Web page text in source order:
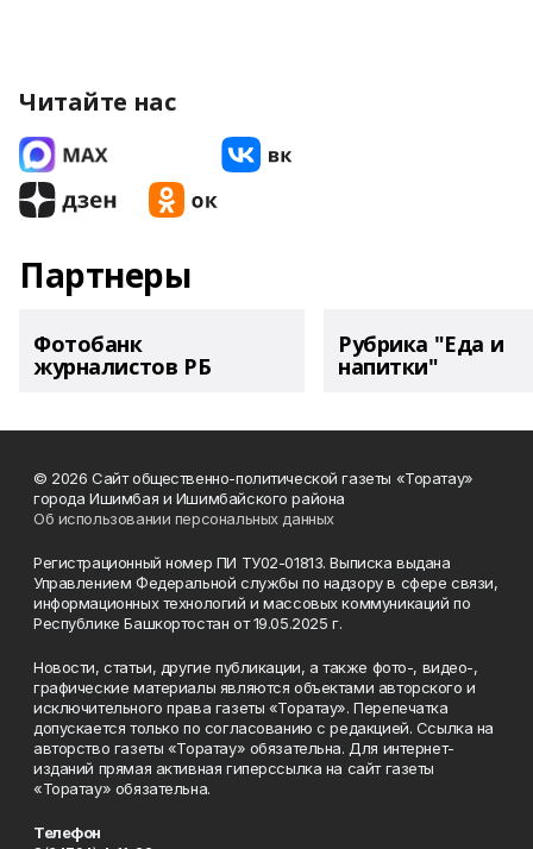
Читайте нас
Партнеры
Фотобанк
журналистов РБ
Рубрика "Еда и
напитки"
© 2026 Сайт общественно-политической газеты «Торатау»
города Ишимбая и Ишимбайского района
Об использовании персональных данных
Регистрационный номер ПИ ТУ02-01813. Выписка выдана
Управлением Федеральной службы по надзору в сфере связи,
информационных технологий и массовых коммуникаций по
Республике Башкортостан от 19.05.2025 г.
Новости, статьи, другие публикации, а также фото-, видео-,
графические материалы являются объектами авторского и
исключительного права газеты «Торатау». Перепечатка
допускается только по согласованию с редакцией. Ссылка на
авторство газеты «Торатау» обязательна. Для интернет-
изданий прямая активная гиперссылка на сайт газеты
«Торатау» обязательна.
Телефон